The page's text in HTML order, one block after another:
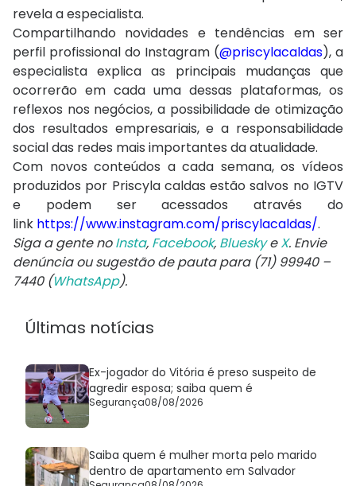
revela a especialista.
Compartilhando novidades e tendências em ser
perfil profissional do Instagram (@priscylacaldas), a
especialista explica as principais mudanças que
ocorrerão em cada uma dessas plataformas, os
reflexos nos negócios, a possibilidade de otimização
dos resultados empresariais, e a responsabilidade
social das redes mais importantes da atualidade.
Com novos conteúdos a cada semana, os vídeos
produzidos por Priscyla caldas estão salvos no IGTV
e podem ser acessados através do
link https://www.instagram.com/priscylacaldas/.
Siga a gente noInsta, Facebook, BlueskyeX. Envie
denúncia ou sugestão de pauta para (71) 99940 –
7440 (WhatsApp).
Últimas notícias
Ex-jogador do Vitória é preso suspeito de
agredir esposa; saiba quem é
Segurança08/08/2026
Saiba quem é mulher morta pelo marido
dentro de apartamento em Salvador